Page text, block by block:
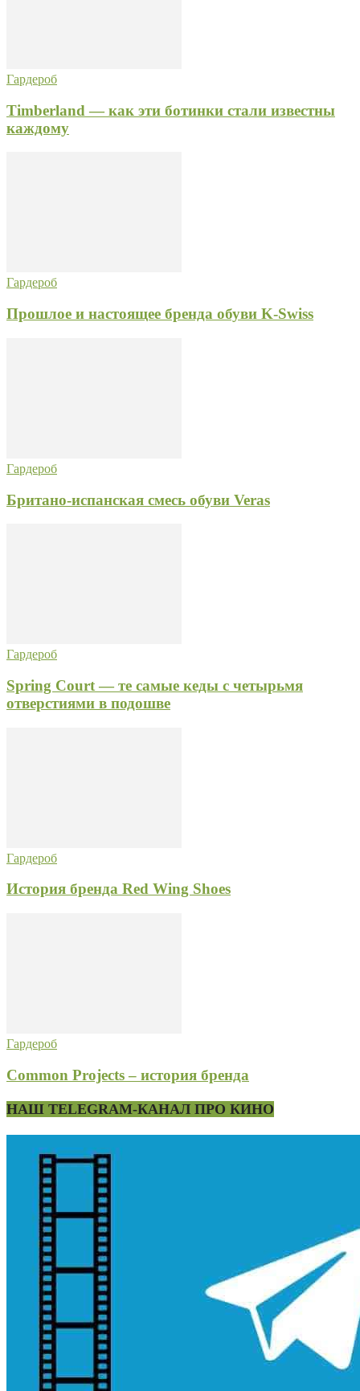
Гардероб
Timberland — как эти ботинки стали известны
каждому
Гардероб
Прошлое и настоящее бренда обуви K-Swiss
Гардероб
Британо-испанская смесь обуви Veras
Гардероб
Spring Court — те самые кеды с четырьмя
отверстиями в подошве
Гардероб
История бренда Red Wing Shoes
Гардероб
Common Projects – история бренда
НАШ TELEGRAM-КАНАЛ ПРО КИНО